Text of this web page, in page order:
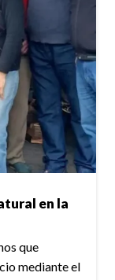
en la
que
mediante el